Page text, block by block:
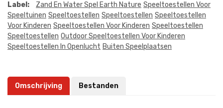
Label: Zand En Water Spel Earth Nature Speeltoestellen Voor
Speeltuinen Speeltoestellen Speeltoestellen Speeltoestellen
Voor Kinderen Speeltoestellen Voor Kinderen Speeltoestellen
Speeltoestellen Outdoor Speeltoestellen Voor Kinderen
Speeltoestellen In Openlucht Buiten Speelplaatsen
Omschrijving Bestanden